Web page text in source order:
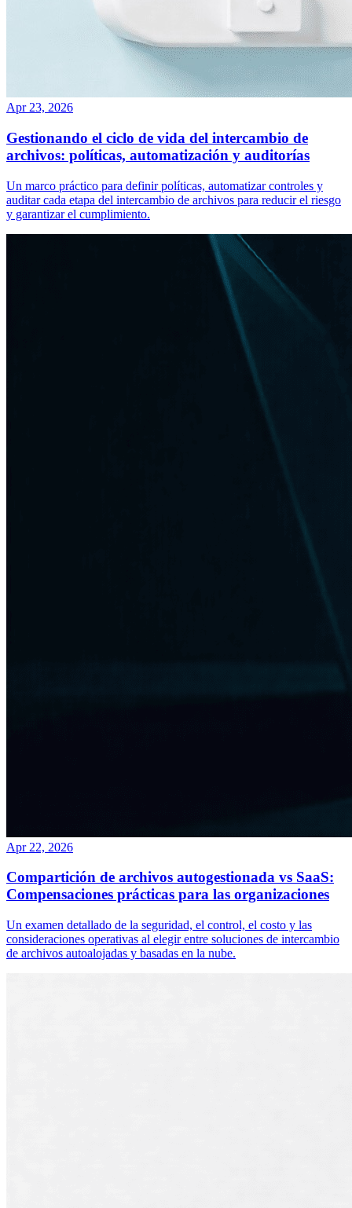
Apr 23, 2026
Gestionando el ciclo de vida del intercambio de
archivos: políticas, automatización y auditorías
Un marco práctico para definir políticas, automatizar controles y
auditar cada etapa del intercambio de archivos para reducir el riesgo
y garantizar el cumplimiento.
Apr 22, 2026
Compartición de archivos autogestionada vs SaaS:
Compensaciones prácticas para las organizaciones
Un examen detallado de la seguridad, el control, el costo y las
consideraciones operativas al elegir entre soluciones de intercambio
de archivos autoalojadas y basadas en la nube.